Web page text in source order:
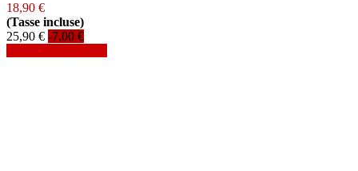
18,90 €
(Tasse incluse)
25,90 € -7,00 €